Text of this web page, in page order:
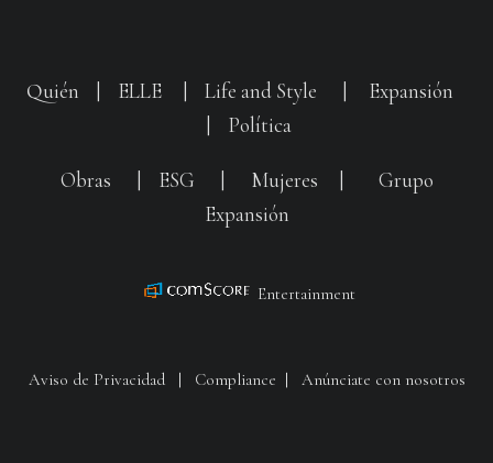
Quién ELLE Life and Style
Expansión
Política
Obras ESG Mujeres
Grupo
Expansión
Entertainment
Aviso de Privacidad| Compliance | Anúnciate con nosotros